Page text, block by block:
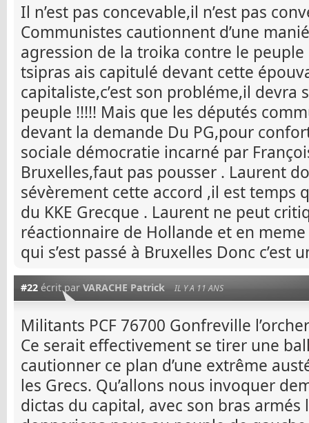
Il n’est pas concevable,il n’est pas
Communistes cautionnent d’une
agression de la troika contre le
tsipras ais capitulé devant cette
capitaliste,c’est son probléme,il devra
peuple !!!!! Mais que les députés
devant la demande Du PG,pour
sociale démocratie incarné par
Bruxelles,faut pas pousser . Laurent
sévèrement cette accord ,il est temps
du KKE Grecque . Laurent ne peut
réactionnaire de Hollande et en
qui s’est passé à Bruxelles Donc c’est
#22 écrit par VARACHE Patrick IL Y A 11 ANS
Militants PCF 76700 Gonfreville
Ce serait effectivement se tirer une
cautionner ce plan d’une extrême
les Grecs. Qu’allons nous invoquer
dictas du capital, avec son bras armés